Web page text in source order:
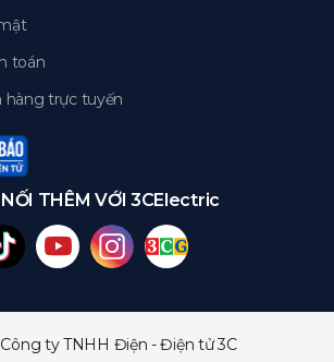
toán
hàng trực tuyến
THÊM VỚI 3CElectric
ty TNHH Điện - Điện tử 3C